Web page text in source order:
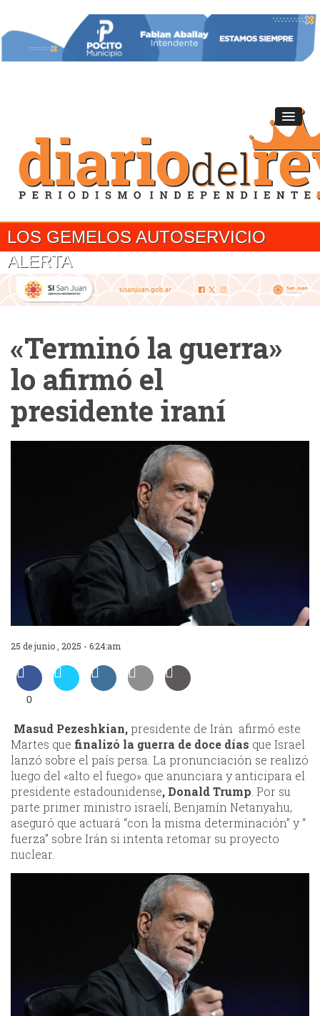
LOS GEMELOS AUTOSERVICIO
ALERTA
«Terminó la guerra»
lo afirmó el
presidente iraní
25 de junio , 2025 - 6:24:am
0
Masud Pezeshkian,presidente de Irán afirmó este
Martes que finalizó la guerra de doce días que Israel
lanzó sobre el país persa. La pronunciación se realizó
luego del «alto el fuego» que anunciara y anticipara el
presidente estadounidense, Donald Trump . Por su
parte primer ministro israelí, Benjamín Netanyahu,
aseguró que actuará “con la misma determinación” y “
fuerza” sobre Irán si intenta retomar su proyecto
nuclear.